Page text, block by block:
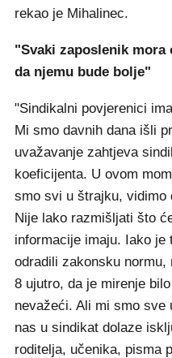
rekao je Mihalinec.
"Svaki zaposlenik
da njemu bude bolje"
"Sindikalni povjerenici
Mi smo davnih dana išli
uvažavanje zahtjeva
koeficijenta. U ovom
smo svi u štrajku, vidimo
Nije lako razmišljati što
informacije imaju. Iako je
odradili zakonsku
8 ujutro, da je mirenje
nevažeći. Ali mi smo sve
nas u sindikat dolaze
roditelja, učenika, pisma